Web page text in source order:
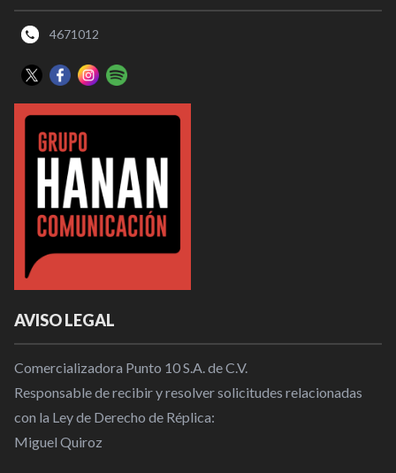
4671012
AVISO LEGAL
Comercializadora Punto 10 S.A. de C.V.
Responsable de recibir y resolver solicitudes relacionadas
con la Ley de Derecho de Réplica:
Miguel Quiroz